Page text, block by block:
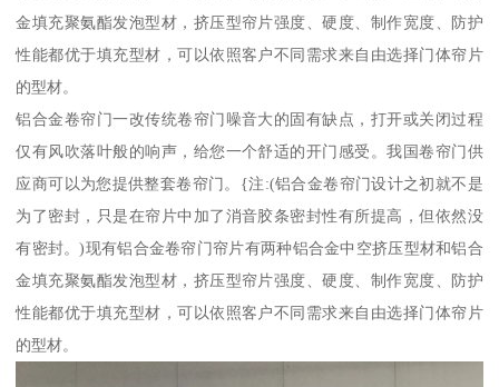
金填充聚氨酯发泡型材，挤压型帘片强度、硬度、制作宽度、防护
性能都优于填充型材，可以依照客户不同需求来自由选择门体帘片
的型材。
铝合金卷帘门一改传统卷帘门噪音大的固有缺点，打开或关闭过程
仅有风吹落叶般的响声，给您一个舒适的开门感受。我国卷帘门供
应商可以为您提供整套卷帘门。{注:(铝合金卷帘门设计之初就不是
为了密封，只是在帘片中加了消音胶条密封性有所提高，但依然没
有密封。)现有铝合金卷帘门帘片有两种铝合金中空挤压型材和铝合
金填充聚氨酯发泡型材，挤压型帘片强度、硬度、制作宽度、防护
性能都优于填充型材，可以依照客户不同需求来自由选择门体帘片
的型材。